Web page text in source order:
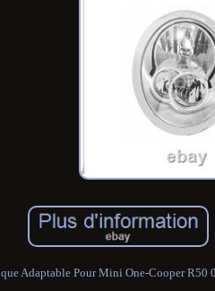
Adaptable Pour Mini One-Cooper